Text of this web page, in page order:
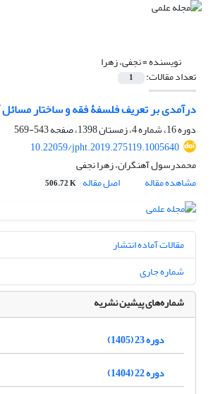
نویسنده =نجفی، زهرا
تعداد مقالات: 1
درآمدی بر تعریف فلسفۀ فقه و ساختار
دوره 16، شماره 4، زمستان 1398، صفحه
543-569
10.22059/jpht.2019.275119.1005640
محمدرسول آهنگران، زهرا نجفی
مشاهده مقاله
اصل مقاله 506.72 K
مقالات آماده انتشار
شماره جاری
شماره‌های پیشین نشریه
دوره 23 (1405)
دوره 22 (1404)